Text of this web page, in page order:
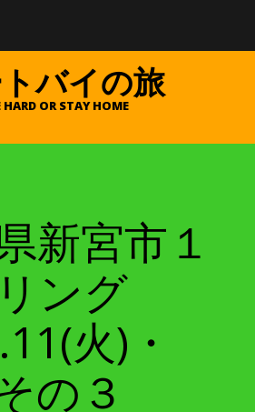
バイの旅
HARD OR STAY HOME
新宮市１
ング
火)・
の３